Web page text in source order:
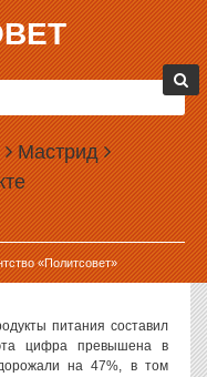
Мастрид
«Политсовет»
ОБЛАСТИ
области с начала
Сильнее всего на Урале
Судя по этой
удается справиться с
питания составил
цифра превышена в
на 47%, в том